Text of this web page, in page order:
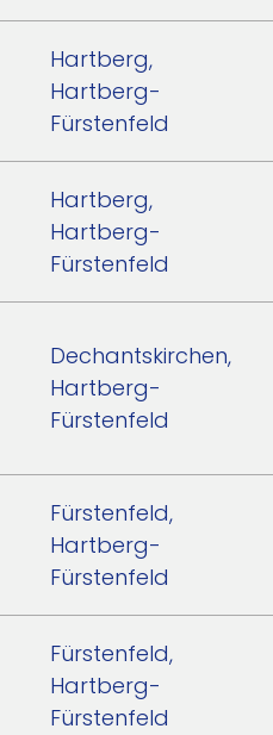
Hartberg,
Hartberg-
Fürstenfeld
Hartberg,
Hartberg-
Fürstenfeld
Dechantskirchen,
Hartberg-
Fürstenfeld
Fürstenfeld,
Hartberg-
Fürstenfeld
Fürstenfeld,
Hartberg-
Fürstenfeld